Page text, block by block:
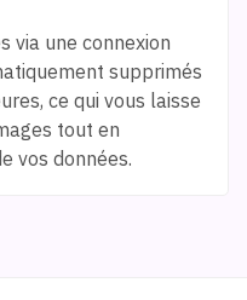
via une connexion
supprimés
ce qui vous laisse
tout en
vos données.